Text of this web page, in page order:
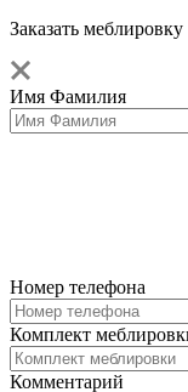
Заказать меблировку
Имя Фамилия
Номер телефона
Комплект
Комментарий